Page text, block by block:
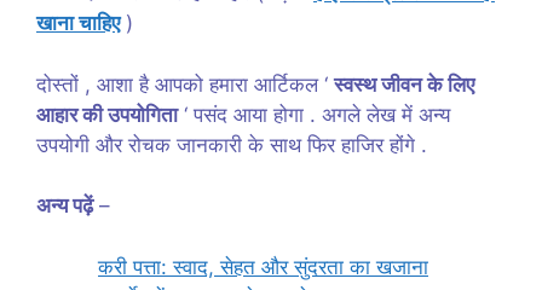
खाना चाहिए)
दोस्तों , आशा है आपको हमारा आर्टिकल ‘स्वस्थ जीवन के लिए
आहार की उपयोगिता‘ पसंद आया होगा . अगले लेख में अन्य
उपयोगी और रोचक जानकारी के साथ फिर हाजिर होंगे .
अन्य पढ़ें–
करी पत्ता: स्वाद, सेहत और सुंदरता का खजाना